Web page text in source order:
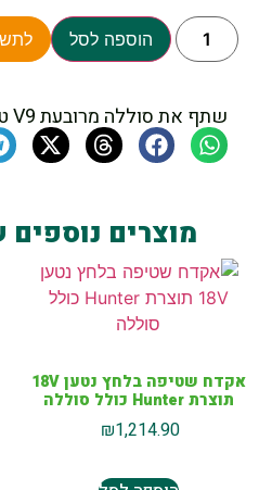
הוספה לסל
שתף את סוללה מרובעת V9 טושיבה
מוצרים
אקדח שטיפה בלחץ נטען 18V
תוצרת Hunter כולל סוללה
₪1,214.90